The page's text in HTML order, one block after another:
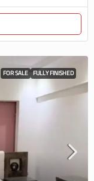
FOR SALE FULLY FINISHED